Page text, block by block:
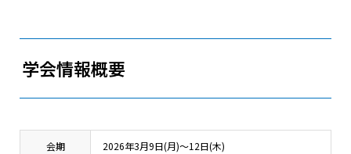
学会情報概要
会期 2026年3月9日(月)～12日(木)